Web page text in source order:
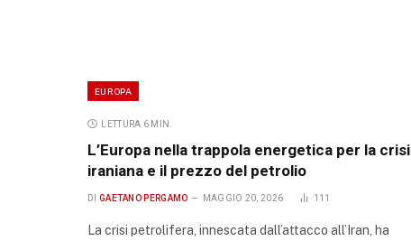
EUROPA
LETTURA 6 MIN.
L’Europa nella trappola energetica per la crisi
iraniana e il prezzo del petrolio
DI GAETANO PERGAMO MAGGIO 20, 2026 111
La crisi petrolifera, innescata dall’attacco all’Iran, ha